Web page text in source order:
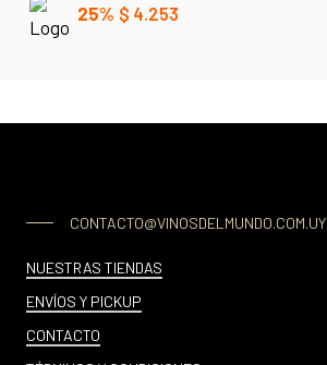
25% $ 4.253
CONTACTO@VINOSDELMUNDO.COM.UY
NUESTRAS TIENDAS
ENVÍOS Y PICKUP
CONTACTO